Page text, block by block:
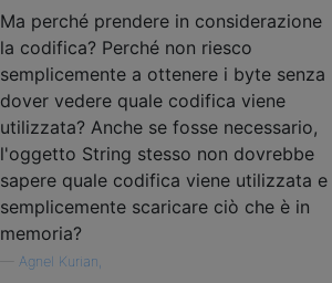
Ma perché prendere in considerazione
la codifica? Perché non riesco
semplicemente a ottenere i byte senza
dover vedere quale codifica viene
utilizzata? Anche se fosse necessario,
l'oggetto String stesso non dovrebbe
sapere quale codifica viene utilizzata e
semplicemente scaricare ciò che è in
memoria?
Agnel Kurian,